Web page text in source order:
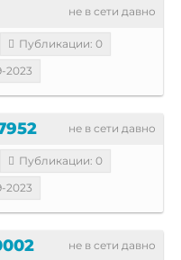
не в сети давно
Публикации: 0
2023
не в сети давно
Публикации: 0
2023
не в сети давно